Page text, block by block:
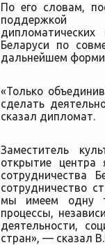
По его словам,
поддержкой
Беларуси по
дальнейшем
«Только
сделать
сказал дипломат.
Заместитель
открытие центра
сотрудничества
сотрудничество
мы имеем одну
процессы,
деятельности,
стран», — сказал